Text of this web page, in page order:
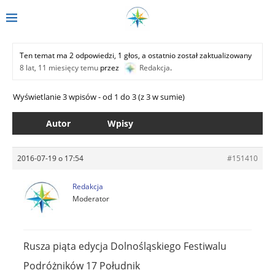
Ten temat ma 2 odpowiedzi, 1 głos, a ostatnio został zaktualizowany
8 lat, 11 miesięcy temu przez Redakcja.
Wyświetlanie 3 wpisów - od 1 do 3 (z 3 w sumie)
Autor Wpisy
2016-07-19 o 17:54 #151410
Redakcja
Moderator
Rusza piąta edycja Dolnośląskiego Festiwalu
Podróżników 17 Południk